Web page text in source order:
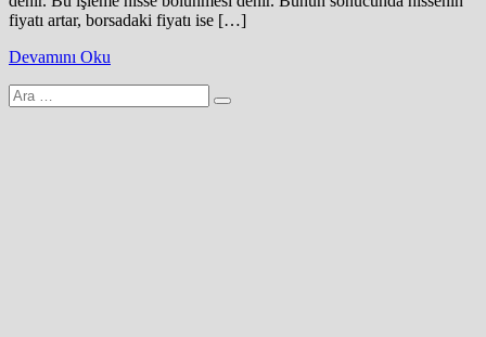
fiyatı artar, borsadaki fiyatı ise […]
Devamını Oku
Arama
yap: